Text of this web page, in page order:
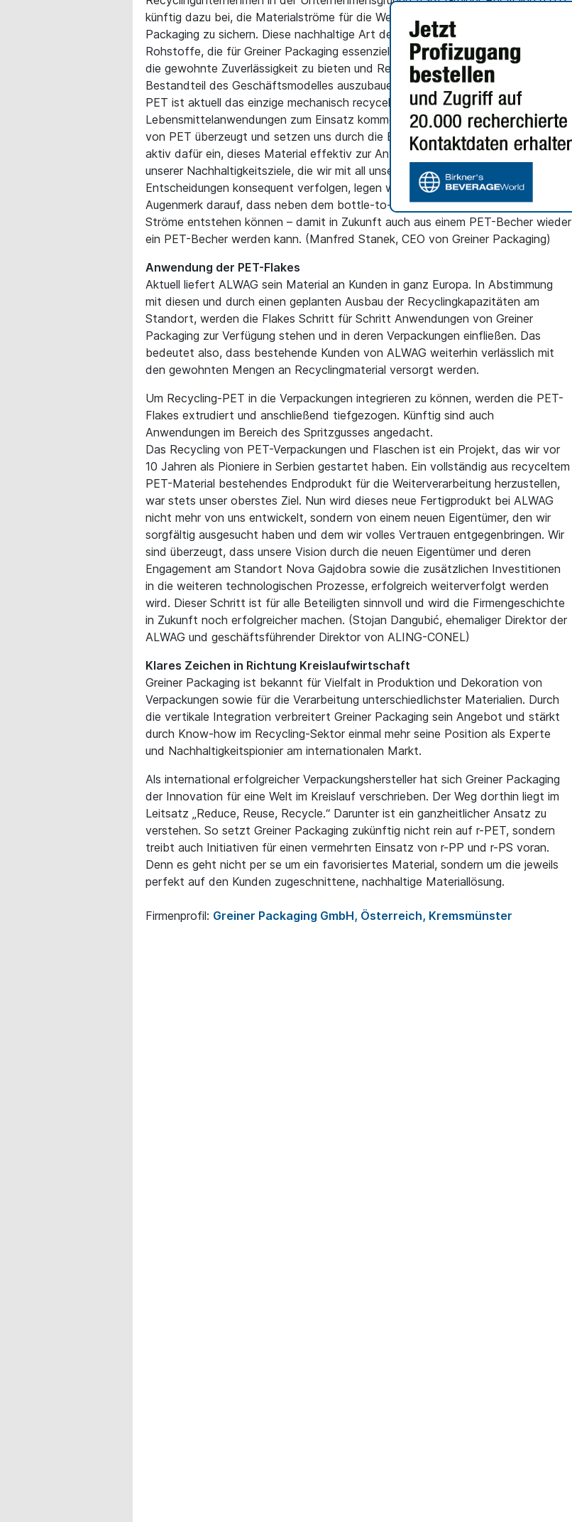
künftig dazu bei, die Materialströme für die Weiterverarbeitung durch Greiner
Packaging zu sichern. Diese nachhaltige Art der Rückwärtsintegration sichert
Rohstoffe, die für Greiner Packaging essenziell sind, um Kunden auch in Zukunft
die gewohnte Zuverlässigkeit zu bieten und Recycling als integrativen
Bestandteil des Geschäftsmodelles auszubauen.
PET ist aktuell das einzige mechanisch recycelte Material, das für
Lebensmittelanwendungen zum Einsatz kommen kann. Wir sind vom Potenzial
von PET überzeugt und setzen uns durch die Erweiterung unserer Kompetenz
aktiv dafür ein, dieses Material effektiv zur Anwendung zu bringen. Im Sinne
unserer Nachhaltigkeitsziele, die wir mit all unseren geschäftlichen
Entscheidungen konsequent verfolgen, legen wir natürlich besonderes
Augenmerk darauf, dass neben dem bottle-to-bottle-stream weitere r-PET
Ströme entstehen können – damit in Zukunft auch aus einem PET-Becher wieder
ein PET-Becher werden kann. (Manfred Stanek, CEO von Greiner Packaging)
Anwendung der PET-Flakes
Aktuell liefert ALWAG sein Material an Kunden in ganz Europa. In Abstimmung
mit diesen und durch einen geplanten Ausbau der Recyclingkapazitäten am
Standort, werden die Flakes Schritt für Schritt Anwendungen von Greiner
Packaging zur Verfügung stehen und in deren Verpackungen einfließen. Das
bedeutet also, dass bestehende Kunden von ALWAG weiterhin verlässlich mit
den gewohnten Mengen an Recyclingmaterial versorgt werden.
Um Recycling-PET in die Verpackungen integrieren zu können, werden die PET-
Flakes extrudiert und anschließend tiefgezogen. Künftig sind auch
Anwendungen im Bereich des Spritzgusses angedacht.
Das Recycling von PET-Verpackungen und Flaschen ist ein Projekt, das wir vor
10 Jahren als Pioniere in Serbien gestartet haben. Ein vollständig aus recyceltem
PET-Material bestehendes Endprodukt für die Weiterverarbeitung herzustellen,
war stets unser oberstes Ziel. Nun wird dieses neue Fertigprodukt bei ALWAG
nicht mehr von uns entwickelt, sondern von einem neuen Eigentümer, den wir
sorgfältig ausgesucht haben und dem wir volles Vertrauen entgegenbringen. Wir
sind überzeugt, dass unsere Vision durch die neuen Eigentümer und deren
Engagement am Standort Nova Gajdobra sowie die zusätzlichen Investitionen
in die weiteren technologischen Prozesse, erfolgreich weiterverfolgt werden
wird. Dieser Schritt ist für alle Beteiligten sinnvoll und wird die Firmengeschichte
in Zukunft noch erfolgreicher machen. (Stojan Dangubić, ehemaliger Direktor der
ALWAG und geschäftsführender Direktor von ALING-CONEL)
Klares Zeichen in Richtung Kreislaufwirtschaft
Greiner Packaging ist bekannt für Vielfalt in Produktion und Dekoration von
Verpackungen sowie für die Verarbeitung unterschiedlichster Materialien. Durch
die vertikale Integration verbreitert Greiner Packaging sein Angebot und stärkt
durch Know-how im Recycling-Sektor einmal mehr seine Position als Experte
und Nachhaltigkeitspionier am internationalen Markt.
Als international erfolgreicher Verpackungshersteller hat sich Greiner Packaging
der Innovation für eine Welt im Kreislauf verschrieben. Der Weg dorthin liegt im
Leitsatz „Reduce, Reuse, Recycle.“ Darunter ist ein ganzheitlicher Ansatz zu
verstehen. So setzt Greiner Packaging zukünftig nicht rein auf r-PET, sondern
treibt auch Initiativen für einen vermehrten Einsatz von r-PP und r-PS voran.
Denn es geht nicht per se um ein favorisiertes Material, sondern um die jeweils
perfekt auf den Kunden zugeschnittene, nachhaltige Materiallösung.
Firmenprofil: Greiner Packaging GmbH, Österreich, Kremsmünster